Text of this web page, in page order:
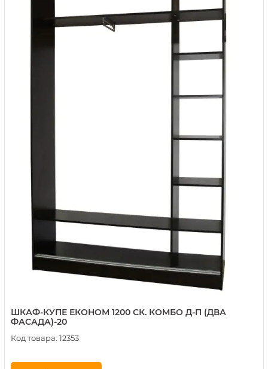
ШКАФ-КУПЕ ЕКОНОМ 1200 СК. КОМБО Д-П (ДВА
ФАСАДА)-20
Код товара: 12353